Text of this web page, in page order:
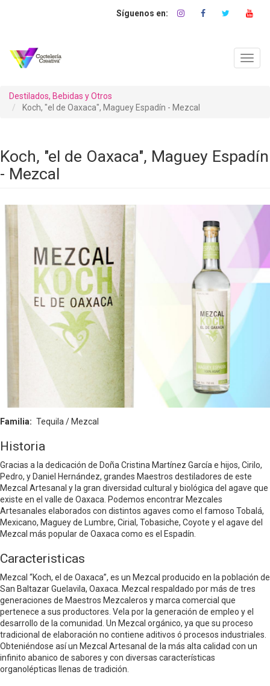
Destilados, Bebidas y Otros
Koch, "el de Oaxaca", Maguey Espadín - Mezcal
Koch, "el de Oaxaca", Maguey Espadín
- Mezcal
Familia Tequila / Mezcal
Historia
Gracias a la dedicación de Doña Cristina Martínez García e hijos, Cirilo,
Pedro, y Daniel Hernández, grandes Maestros destiladores de este
Mezcal Artesanal y la gran diversidad cultural y biológica del agave que
existe en el valle de Oaxaca. Podemos encontrar Mezcales
Artesanales elaborados con distintos agaves como el famoso Tobalá,
Mexicano, Maguey de Lumbre, Cirial, Tobasiche, Coyote y el agave del
Mezcal más popular de Oaxaca como es el Espadín.
Caracteristicas
Mezcal “Koch, el de Oaxaca”, es un Mezcal producido en la población de
San Baltazar Guelavila, Oaxaca. Mezcal respaldado por más de tres
generaciones de Maestros Mezcaleros y marca comercial que
pertenece a sus productores. Vela por la generación de empleo y el
desarrollo de la comunidad. Un Mezcal orgánico, ya que su proceso
tradicional de elaboración no contiene aditivos ó procesos industriales.
Obteniéndose así un Mezcal Artesanal de la más alta calidad con un
infinito abanico de sabores y con diversas características
organolépticas llenas de tradición.